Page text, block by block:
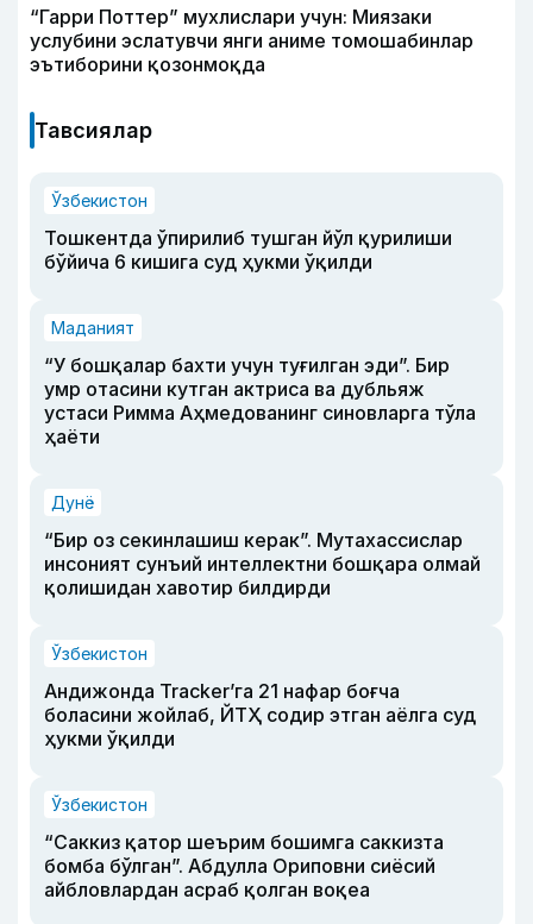
“Гарри Поттер” мухлислари учун: Миязаки
услубини эслатувчи янги аниме томошабинлар
эътиборини қозонмоқда
Тавсиялар
Ўзбекистон
Тошкентда ўпирилиб тушган йўл қурилиши
бўйича 6 кишига суд ҳукми ўқилди
Маданият
“У бошқалар бахти учун туғилган эди”. Бир
умр отасини кутган актриса ва дубльяж
устаси Римма Аҳмедованинг синовларга тўла
ҳаёти
Дунё
“Бир оз секинлашиш керак”. Мутахассислар
инсоният сунъий интеллектни бошқара олмай
қолишидан хавотир билдирди
Ўзбекистон
Андижонда Tracker’га 21 нафар боғча
боласини жойлаб, ЙТҲ содир этган аёлга суд
ҳукми ўқилди
Ўзбекистон
“Саккиз қатор шеърим бошимга саккизта
бомба бўлган”. Абдулла Ориповни сиёсий
айбловлардан асраб қолган воқеа